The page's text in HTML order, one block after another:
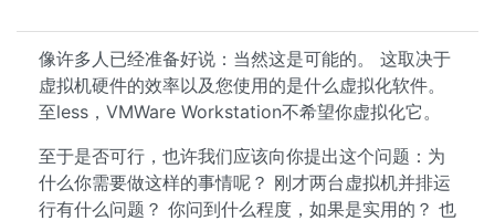
像许多人已经准备好说：当然这是可能的。 这取决于
虚拟机硬件的效率以及您使用的是什么虚拟化软件。
至less，VMWare Workstation不希望你虚拟化它。
至于是否可行，也许我们应该向你提出这个问题：为
什么你需要做这样的事情呢？ 刚才两台虚拟机并排运
行有什么问题？ 你问到什么程度，如果是实用的？ 也